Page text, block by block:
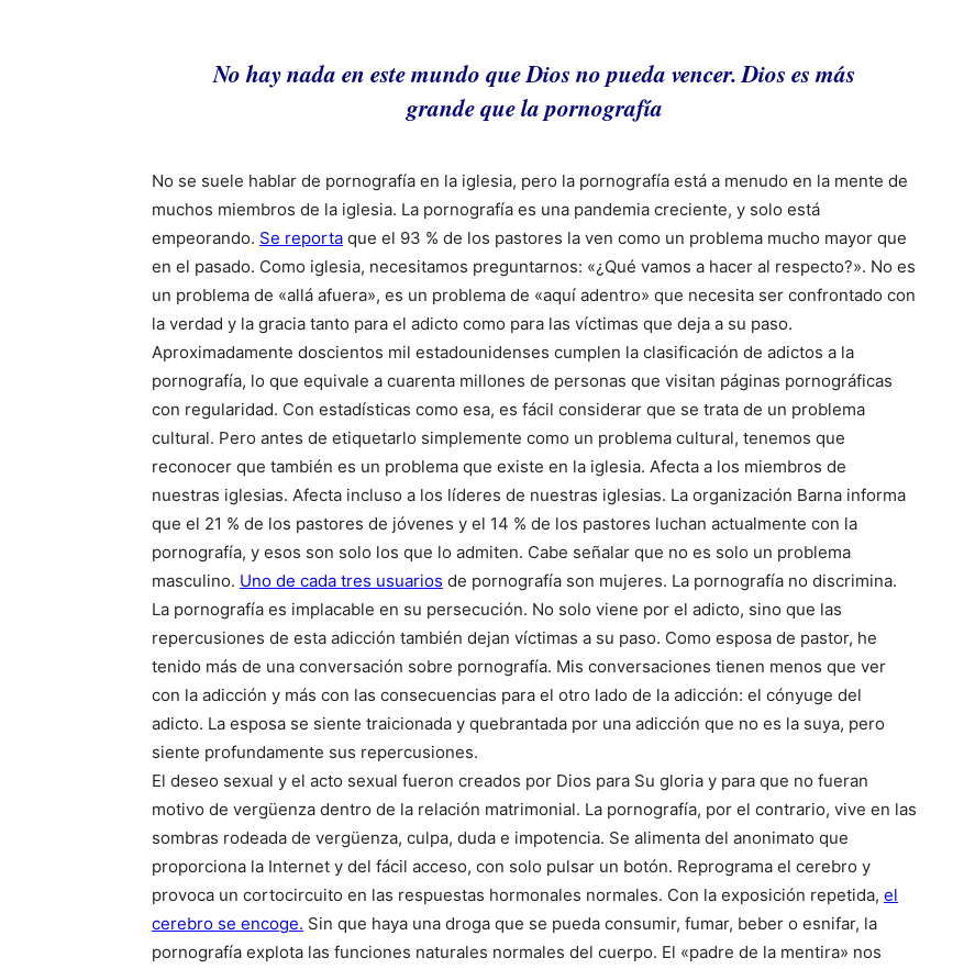
No hay nada en este mundo que Dios no pueda vencer. Dios es más
grande que la pornografía
No se suele hablar de pornografía en la iglesia, pero la pornografía está a menudo en la mente de
muchos miembros de la iglesia. La pornografía es una pandemia creciente, y solo está
empeorando. Se reporta que el 93 % de los pastores la ven como un problema mucho mayor que
en el pasado. Como iglesia, necesitamos preguntarnos: «¿Qué vamos a hacer al respecto?». No es
un problema de «allá afuera», es un problema de «aquí adentro» que necesita ser confrontado con
la verdad y la gracia tanto para el adicto como para las víctimas que deja a su paso.
Aproximadamente doscientos mil estadounidenses cumplen la clasificación de adictos a la
pornografía, lo que equivale a cuarenta millones de personas que visitan páginas pornográficas
con regularidad. Con estadísticas como esa, es fácil considerar que se trata de un problema
cultural. Pero antes de etiquetarlo simplemente como un problema cultural, tenemos que
reconocer que también es un problema que existe en la iglesia. Afecta a los miembros de
nuestras iglesias. Afecta incluso a los líderes de nuestras iglesias. La organización Barna informa
que el 21 % de los pastores de jóvenes y el 14 % de los pastores luchan actualmente con la
pornografía, y esos son solo los que lo admiten. Cabe señalar que no es solo un problema
masculino. Uno de cada tres usuarios de pornografía son mujeres. La pornografía no discrimina.
La pornografía es implacable en su persecución. No solo viene por el adicto, sino que las
repercusiones de esta adicción también dejan víctimas a su paso. Como esposa de pastor, he
tenido más de una conversación sobre pornografía. Mis conversaciones tienen menos que ver
con la adicción y más con las consecuencias para el otro lado de la adicción: el cónyuge del
adicto. La esposa se siente traicionada y quebrantada por una adicción que no es la suya, pero
siente profundamente sus repercusiones.
El deseo sexual y el acto sexual fueron creados por Dios para Su gloria y para que no fueran
motivo de vergüenza dentro de la relación matrimonial. La pornografía, por el contrario, vive en las
sombras rodeada de vergüenza, culpa, duda e impotencia. Se alimenta del anonimato que
proporciona la Internet y del fácil acceso, con solo pulsar un botón. Reprograma el cerebro y
provoca un cortocircuito en las respuestas hormonales normales. Con la exposición repetida, el
cerebro se encoge. Sin que haya una droga que se pueda consumir, fumar, beber o esnifar, la
pornografía explota las funciones naturales normales del cuerpo. El «padre de la mentira» nos